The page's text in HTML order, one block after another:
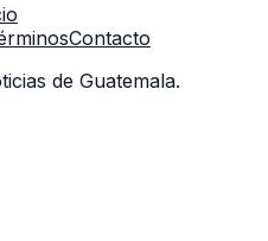
Contacto
de Guatemala.